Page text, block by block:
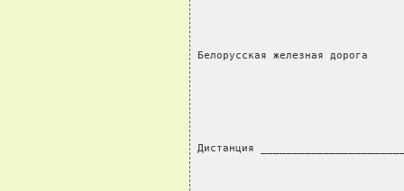
Белорусская железная дорога
Дистанция